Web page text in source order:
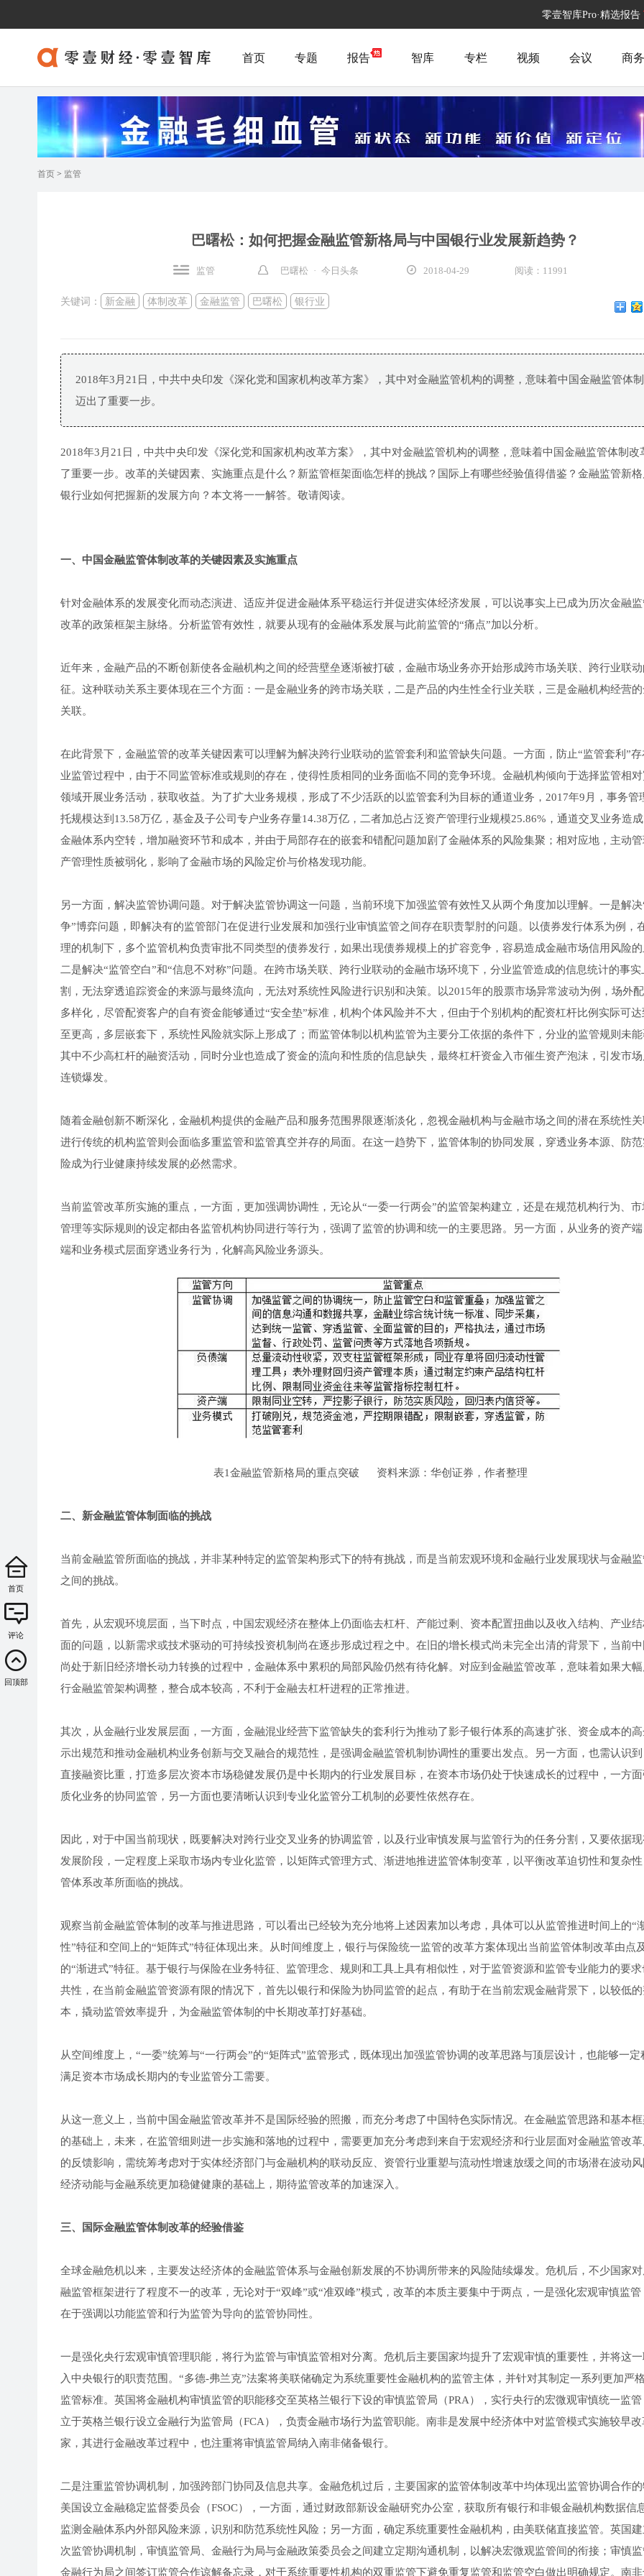
零壹智库Pro·精选报告
首页 专题 报告 智库 专栏 视频 会议 商
首页 > 监管
巴曙松：如何把握金融监管新格局与中国银行业发展新趋势？
监管 巴曙松 · 今日头条 2018-04-29 阅读：11991
关键词： 新金融 体制改革 金融监管 巴曙松 银行业
2018年3月21日，中共中央印发《深化党和国家机构改革方案》，其中对金融监管机构的调整，意味着中国金融监管体
迈出了重要一步。
2018年3月21日，中共中央印发《深化党和国家机构改革方案》，其中对金融监管机构的调整，意味着中国金融监管体制改
了重要一步。改革的关键因素、实施重点是什么？新监管框架面临怎样的挑战？国际上有哪些经验值得借鉴？金融监管新
银行业如何把握新的发展方向？本文将一一解答。敬请阅读。
一、中国金融监管体制改革的关键因素及实施重点
针对金融体系的发展变化而动态演进、适应并促进金融体系平稳运行并促进实体经济发展，可以说事实上已成为历次金融
改革的政策框架主脉络。分析监管有效性，就要从现有的金融体系发展与此前监管的“痛点”加以分析。
近年来，金融产品的不断创新使各金融机构之间的经营壁垒逐渐被打破，金融市场业务亦开始形成跨市场关联、跨行业联
征。这种联动关系主要体现在三个方面：一是金融业务的跨市场关联，二是产品的内生性全行业关联，三是金融机构经营
关联。
在此背景下，金融监管的改革关键因素可以理解为解决跨行业联动的监管套利和监管缺失问题。一方面，防止“监管套利”
业监管过程中，由于不同监管标准或规则的存在，使得性质相同的业务面临不同的竞争环境。金融机构倾向于选择监管相
领域开展业务活动，获取收益。为了扩大业务规模，形成了不少活跃的以监管套利为目标的通道业务，2017年9月，事务管
托规模达到13.58万亿，基金及子公司专户业务存量14.38万亿，二者加总占泛资产管理行业规模25.86%，通道交叉业务造
金融体系内空转，增加融资环节和成本，并由于局部存在的嵌套和错配问题加剧了金融体系的风险集聚；相对应地，主动
产管理性质被弱化，影响了金融市场的风险定价与价格发现功能。
另一方面，解决监管协调问题。对于解决监管协调这一问题，当前环境下加强监管有效性又从两个角度加以理解。一是解
争”博弈问题，即解决有的监管部门在促进行业发展和加强行业审慎监管之间存在职责掣肘的问题。以债券发行体系为例，
理的机制下，多个监管机构负责审批不同类型的债券发行，如果出现债券规模上的扩容竞争，容易造成金融市场信用风险
二是解决“监管空白”和“信息不对称”问题。在跨市场关联、跨行业联动的金融市场环境下，分业监管造成的信息统计的事实
割，无法穿透追踪资金的来源与最终流向，无法对系统性风险进行识别和决策。以2015年的股票市场异常波动为例，场外
多样化，尽管配资客户的自有资金能够通过“安全垫”标准，机构个体风险并不大，但由于个别机构的配资杠杆比例实际可
至更高，多层嵌套下，系统性风险就实际上形成了；而监管体制以机构监管为主要分工依据的条件下，分业的监管规则未
其中不少高杠杆的融资活动，同时分业也造成了资金的流向和性质的信息缺失，最终杠杆资金入市催生资产泡沫，引发市
连锁爆发。
随着金融创新不断深化，金融机构提供的金融产品和服务范围界限逐渐淡化，忽视金融机构与金融市场之间的潜在系统性
进行传统的机构监管则会面临多重监管和监管真空并存的局面。在这一趋势下，监管体制的协同发展，穿透业务本源、防
险成为行业健康持续发展的必然需求。
当前监管改革所实施的重点，一方面，更加强调协调性，无论从“一委一行两会”的监管架构建立，还是在规范机构行为、
管理等实际规则的设定都由各监管机构协同进行等行为，强调了监管的协调和统一的主要思路。另一方面，从业务的资产
端和业务模式层面穿透业务行为，化解高风险业务源头。
表1金融监管新格局的重点突破 资料来源：华创证券，作者整理
二、新金融监管体制面临的挑战
当前金融监管所面临的挑战，并非某种特定的监管架构形式下的特有挑战，而是当前宏观环境和金融行业发展现状与金融
之间的挑战。
首先，从宏观环境层面，当下时点，中国宏观经济在整体上仍面临去杠杆、产能过剩、资本配置扭曲以及收入结构、产业
面的问题，以新需求或技术驱动的可持续投资机制尚在逐步形成过程之中。在旧的增长模式尚未完全出清的背景下，当前
尚处于新旧经济增长动力转换的过程中，金融体系中累积的局部风险仍然有待化解。对应到金融监管改革，意味着如果大
行金融监管架构调整，整合成本较高，不利于金融去杠杆进程的正常推进。
其次，从金融行业发展层面，一方面，金融混业经营下监管缺失的套利行为推动了影子银行体系的高速扩张、资金成本的
示出规范和推动金融机构业务创新与交叉融合的规范性，是强调金融监管机制协调性的重要出发点。另一方面，也需认识
直接融资比重，打造多层次资本市场稳健发展仍是中长期内的行业发展目标，在资本市场仍处于快速成长的过程中，一方
质化业务的协同监管，另一方面也要清晰认识到专业化监管分工机制的必要性依然存在。
因此，对于中国当前现状，既要解决对跨行业交叉业务的协调监管，以及行业审慎发展与监管行为的任务分割，又要依据
发展阶段，一定程度上采取市场内专业化监管，以矩阵式管理方式、渐进地推进监管体制变革，以平衡改革迫切性和复杂
管体系改革所面临的挑战。
观察当前金融监管体制的改革与推进思路，可以看出已经较为充分地将上述因素加以考虑，具体可以从监管推进时间上的“
性”特征和空间上的“矩阵式”特征体现出来。从时间维度上，银行与保险统一监管的改革方案体现出当前监管体制改革由点
的“渐进式”特征。基于银行与保险在业务特征、监管理念、规则和工具上具有相似性，对于监管资源和监管专业能力的要
共性，在当前金融监管资源有限的情况下，首先以银行和保险为协同监管的起点，有助于在当前宏观金融背景下，以较低
本，撬动监管效率提升，为金融监管体制的中长期改革打好基础。
从空间维度上，“一委”统筹与“一行两会”的“矩阵式”监管形式，既体现出加强监管协调的改革思路与顶层设计，也能够一定
满足资本市场成长期内的专业监管分工需要。
从这一意义上，当前中国金融监管改革并不是国际经验的照搬，而充分考虑了中国特色实际情况。在金融监管思路和基本
的基础上，未来，在监管细则进一步实施和落地的过程中，需要更加充分考虑到来自于宏观经济和行业层面对金融监管改
的反馈影响，需统筹考虑对于实体经济部门与金融机构的联动反应、资管行业重塑与流动性增速放缓之间的市场潜在波动
经济动能与金融系统更加稳健健康的基础上，期待监管改革的加速深入。
三、国际金融监管体制改革的经验借鉴
全球金融危机以来，主要发达经济体的金融监管体系与金融创新发展的不协调所带来的风险陆续爆发。危机后，不少国家
融监管框架进行了程度不一的改革，无论对于“双峰”或“准双峰”模式，改革的本质主要集中于两点，一是强化宏观审慎监管
在于强调以功能监管和行为监管为导向的监管协同性。
一是强化央行宏观审慎管理职能，将行为监管与审慎监管相对分离。危机后主要国家均提升了宏观审慎的重要性，并将这
入中央银行的职责范围。“多德-弗兰克”法案将美联储确定为系统重要性金融机构的监管主体，并针对其制定一系列更加严
监管标准。英国将金融机构审慎监管的职能移交至英格兰银行下设的审慎监管局（PRA），实行央行的宏微观审慎统一监
立于英格兰银行设立金融行为监管局（FCA），负责金融市场行为监管职能。南非是发展中经济体中对监管模式实施较早
家，其进行金融改革过程中，也注重将审慎监管局纳入南非储备银行。
二是注重监管协调机制，加强跨部门协同及信息共享。金融危机过后，主要国家的监管体制改革中均体现出监管协调合作
美国设立金融稳定监督委员会（FSOC），一方面，通过财政部新设金融研究办公室，获取所有银行和非银金融机构数据信
监测金融体系内外部风险来源，识别和防范系统性风险；另一方面，确定系统重要性金融机构，由美联储直接监管。英国
次监管协调机制，审慎监管局、金融行为局与金融政策委员会之间建立定期沟通机制，以解决宏微观监管间的衔接；审慎
金融行为局之间签订监管合作谅解备忘录，对于系统重要性机构的双重监管下避免重复监管和监管空白做出明确规定。南
首页
评论
回顶部